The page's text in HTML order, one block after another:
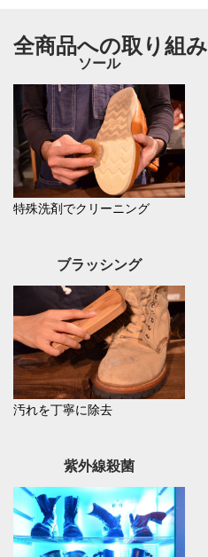
全商品への取り組み
ソール
特殊洗剤でクリーニング
ブラッシング
汚れを丁寧に除去
紫外線殺菌